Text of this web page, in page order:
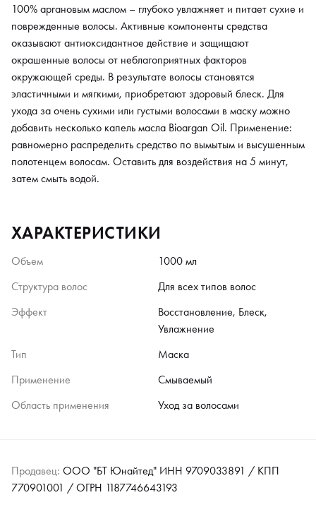
100% аргановым маслом – глубоко увлажняет и питает сухие и
поврежденные волосы. Активные компоненты средства
оказывают антиоксидантное действие и защищают
окрашенные волосы от неблагоприятных факторов
окружающей среды. В результате волосы становятся
эластичными и мягкими, приобретают здоровый блеск. Для
ухода за очень сухими или густыми волосами в маску можно
добавить несколько капель масла Bioargan Oil. Применение:
равномерно распределить средство по вымытым и высушенным
полотенцем волосам. Оставить для воздействия на 5 минут,
затем смыть водой.
ХАРАКТЕРИСТИКИ
Объем
1000 мл
Структура волос
Для всех типов волос
Эффект
Восстановление, Блеск,
Увлажнение
Тип
Маска
Применение
Смываемый
Область применения
Уход за волосами
Продавец: ООО "БТ Юнайтед" ИНН 9709033891 / КПП
770901001 / ОГРН 1187746643193